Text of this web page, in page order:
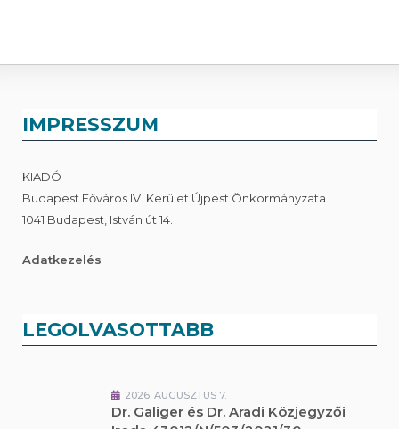
IMPRESSZUM
KIADÓ
Budapest Főváros IV. Kerület Újpest Önkormányzata
1041 Budapest, István út 14.
Adatkezelés
LEGOLVASOTTABB
2026. AUGUSZTUS 7.
Dr. Galiger és Dr. Aradi Közjegyzői